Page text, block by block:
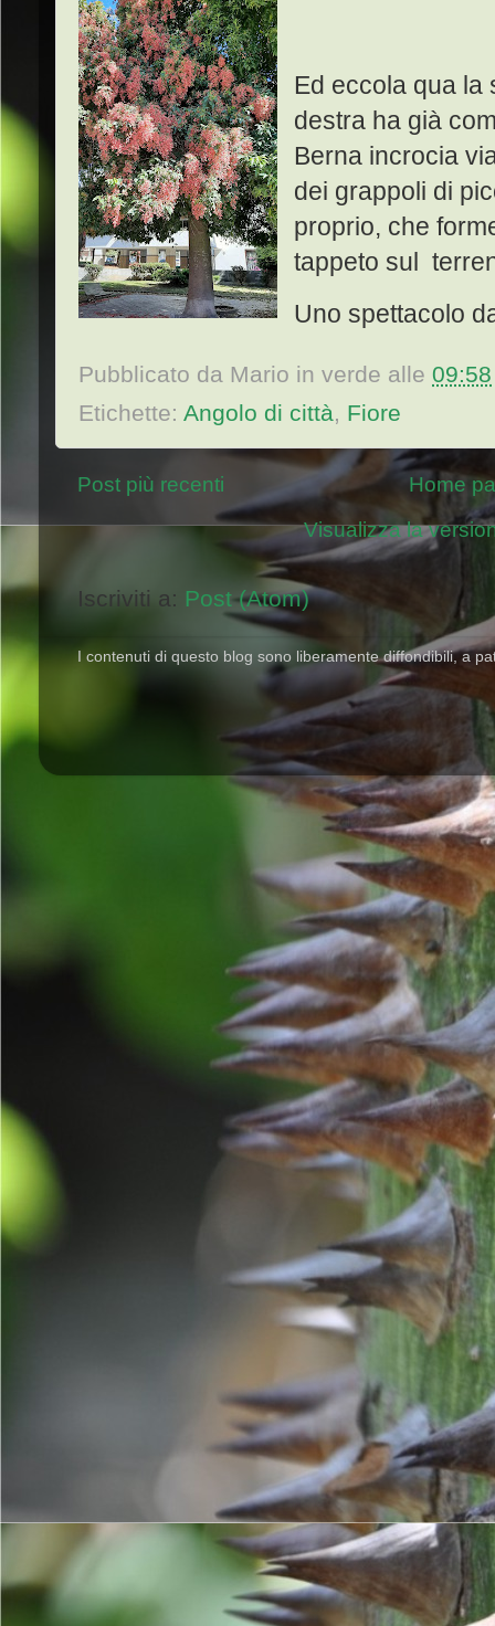
Ed eccola qua la
destra ha già
Berna incrocia
dei grappoli di
proprio, che
tappeto sul
Uno spettacolo
Pubblicato da Mario in verde alle 09:58
Etichette: Angolo di città, Fiore
Post più recenti
Home
Visualizza la
Iscriviti a: Post (Atom)
I contenuti di questo blog sono liberamente diffondibili, a